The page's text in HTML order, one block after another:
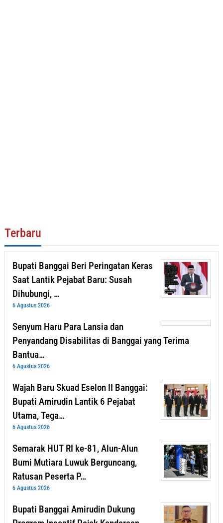
Terbaru
Bupati Banggai Beri Peringatan Keras
Saat Lantik Pejabat Baru: Susah
Dihubungi, …
6 Agustus 2026
Senyum Haru Para Lansia dan
Penyandang Disabilitas di Banggai yang Terima
Bantua…
6 Agustus 2026
Wajah Baru Skuad Eselon II Banggai:
Bupati Amirudin Lantik 6 Pejabat
Utama, Tega…
6 Agustus 2026
Semarak HUT RI ke-81, Alun-Alun
Bumi Mutiara Luwuk Berguncang,
Ratusan Peserta P…
6 Agustus 2026
Bupati Banggai Amirudin Dukung